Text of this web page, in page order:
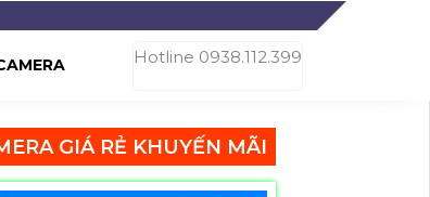
Hotline 0938.112.399
GIÁ RẺ KHUYẾN MÃI